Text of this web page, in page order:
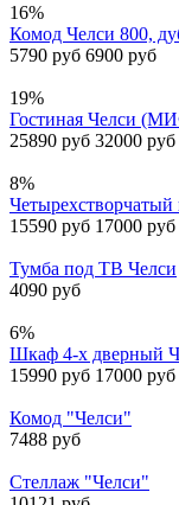
16%
Комод Челси 800,
5790 руб 6900 руб
19%
Гостиная Челси
25890 руб 32000 руб
8%
15590 руб 17000 руб
Тумба под ТВ Челси
4090 руб
6%
Шкаф 4-х дверный
15990 руб 17000 руб
Комод "Челси"
7488 руб
Стеллаж "Челси"